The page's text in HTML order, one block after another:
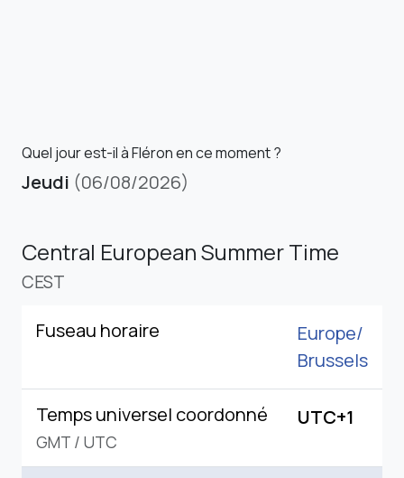
Quel jour est-il à Fléron en ce moment ?
Jeudi (06/08/2026)
Central European Summer Time
CEST
Fuseau horaire
Europe/
Brussels
Temps universel coordonné
GMT / UTC
UTC+1